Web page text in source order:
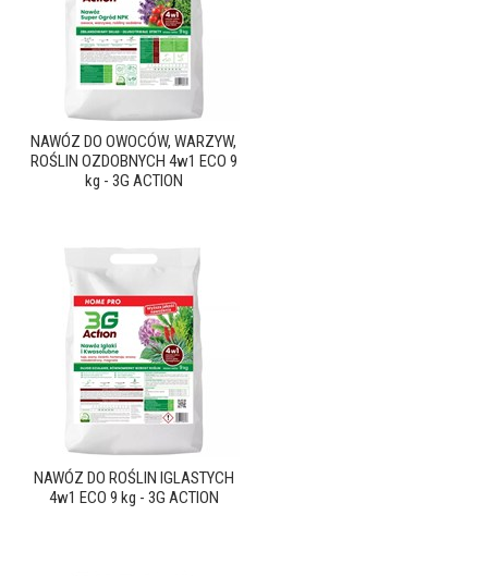
NAWÓZ DO OWOCÓW, WARZYW,
ROŚLIN OZDOBNYCH 4w1 ECO 9
kg - 3G ACTION
NAWÓZ DO ROŚLIN IGLASTYCH
4w1 ECO 9 kg - 3G ACTION